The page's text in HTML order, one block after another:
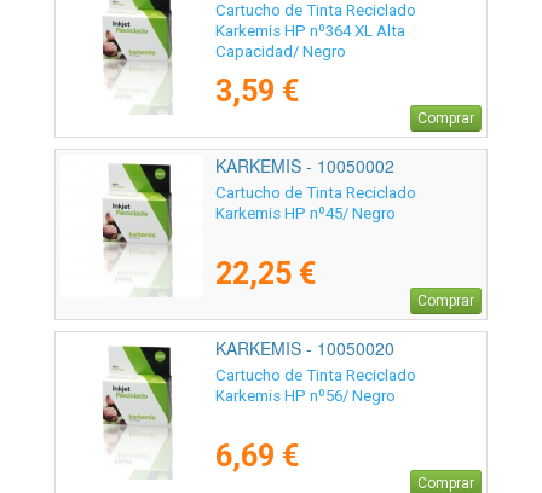
Cartucho de Tinta Reciclado
Karkemis HP nº364 XL Alta
Capacidad/ Negro
3,59 €
Comprar
KARKEMIS - 10050002
Cartucho de Tinta Reciclado
Karkemis HP nº45/ Negro
22,25 €
Comprar
KARKEMIS - 10050020
Cartucho de Tinta Reciclado
Karkemis HP nº56/ Negro
6,69 €
Comprar